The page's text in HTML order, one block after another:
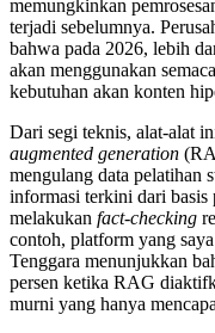
memungkinkan
terjadi sebelumnya.
bahwa pada 2026, lebih
akan menggunakan
kebutuhan akan konten
Dari segi teknis, alat-alat
augmented generation
mengulang data pelatihan
informasi terkini dari basis
melakukan fact-checking
contoh, platform yang
Tenggara menunjukkan
persen ketika RAG
murni yang hanya